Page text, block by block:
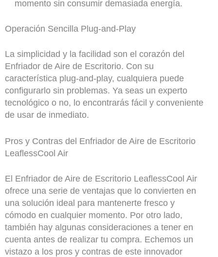
momento sin consumir demasiada energía.
Operación Sencilla Plug-and-Play
La simplicidad y la facilidad son el corazón del
Enfriador de Aire de Escritorio. Con su
característica plug-and-play, cualquiera puede
configurarlo sin problemas. Ya seas un experto
tecnológico o no, lo encontrarás fácil y conveniente
de usar de inmediato.
Pros y Contras del Enfriador de Aire de Escritorio
LeaflessCool Air
El Enfriador de Aire de Escritorio LeaflessCool Air
ofrece una serie de ventajas que lo convierten en
una solución ideal para mantenerte fresco y
cómodo en cualquier momento. Por otro lado,
también hay algunas consideraciones a tener en
cuenta antes de realizar tu compra. Echemos un
vistazo a los pros y contras de este innovador